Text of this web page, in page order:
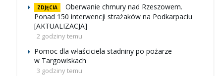
ZDJĘCIA
Oberwanie chmury nad Rzeszowem.
Ponad 150 interwencji strażaków na Podkarpaciu
[AKTUALIZACJA]
2 godziny temu
Pomoc dla właściciela stadniny po pożarze
w Targowiskach
3 godziny temu